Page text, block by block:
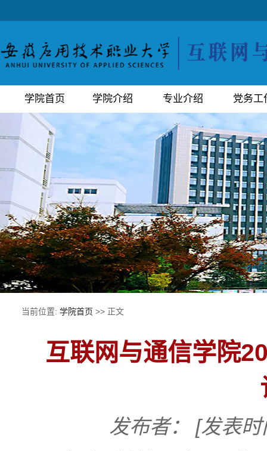
学院首页 学院介绍 专业介绍 党务工
当前位置: 学院首页 >> 正文
互联网与通信学院
发布者： [发表